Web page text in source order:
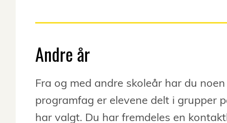
Andre år
Fra og med andre skoleår har du
programfag er elevene delt i grupper
har valgt. Du har fremdeles en